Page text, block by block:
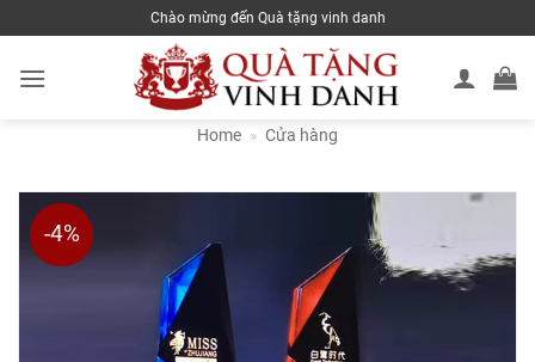
to
content
Chào mừng đến Quà tặng vinh danh
Home » Cửa hàng
-4%